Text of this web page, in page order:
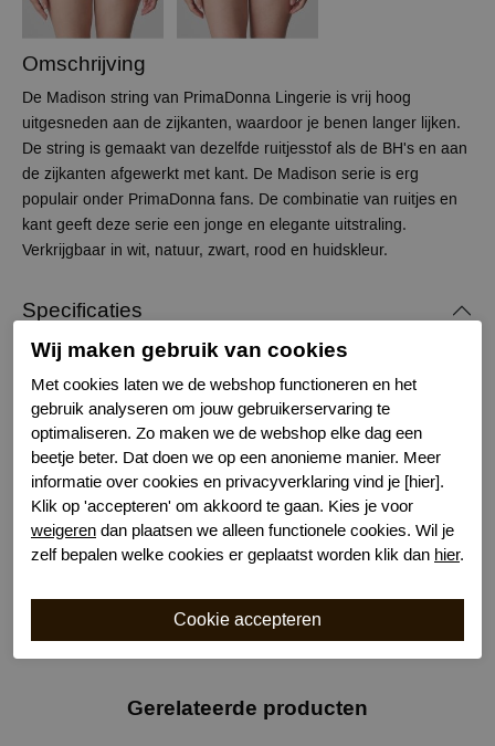
Omschrijving
De Madison string van PrimaDonna Lingerie is vrij hoog
uitgesneden aan de zijkanten, waardoor je benen langer lijken.
De string is gemaakt van dezelfde ruitjesstof als de BH's en aan
de zijkanten afgewerkt met kant. De Madison serie is erg
populair onder PrimaDonna fans. De combinatie van ruitjes en
kant geeft deze serie een jonge en elegante uitstraling.
Verkrijgbaar in wit, natuur, zwart, rood en huidskleur.
Specificaties
Serie naam
Madison
Leveranciercode
0662125
Bestelcode
634401732
Kleur
Zwart
Wasvoorschrift
30 graden machinewas
Model
String
Kenmerk
Katoenen kruisje
Gerelateerde producten
Wij maken gebruik van cookies
Met cookies laten we de webshop functioneren en het
gebruik analyseren om jouw gebruikerservaring te
optimaliseren. Zo maken we de webshop elke dag een
beetje beter. Dat doen we op een anonieme manier. Meer
informatie over cookies en privacyverklaring vind je [hier].
Klik op 'accepteren' om akkoord te gaan. Kies je voor
weigeren dan plaatsen we alleen functionele cookies. Wil je
zelf bepalen welke cookies er geplaatst worden klik dan hier.